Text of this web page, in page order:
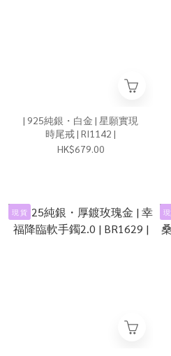
| 925純銀・白金 | 星願實現
時尾戒 | RI1142 |
HK$679.00
現 貨